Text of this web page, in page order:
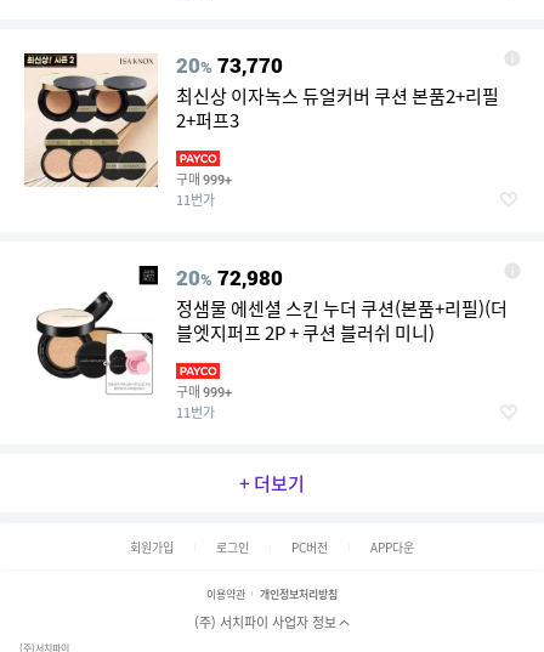
20% 73,770
최신상 이자녹스 듀얼커버 쿠션 본품2+리필
2+퍼프3
구매 999+
11번가
20% 72,980
정샘물 에센셜 스킨 누더 쿠션(본품+리필)(더
블엣지퍼프 2P + 쿠션 블러쉬 미니)
구매 999+
11번가
+ 더보기
회원가입 로그인 PC버전 APP다운
이용약관 개인정보처리방침
(주) 서치파이 사업자 정보
(주)서치파이